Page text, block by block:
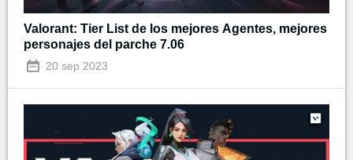
Valorant: Tier List de los mejores Agentes, mejores
personajes del parche 7.06
20 sep 2023